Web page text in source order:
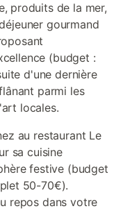
produits de la mer,
gourmand
(budget :
d'une dernière
parmi les
locales.
au restaurant Le
sa cuisine
festive (budget
50-70€).
repos dans votre